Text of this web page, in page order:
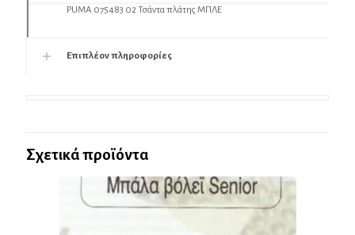
PUMA 075483 02 Τσάντα πλάτης ΜΠΛΕ
Επιπλέον πληροφορίες
Σχετικά προϊόντα